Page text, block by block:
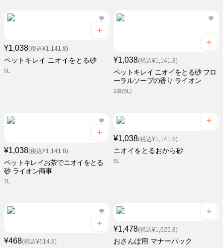
¥1,038(税込¥1,141.8)
ペットキレイ ニオイをとる砂
5L
¥1,038(税込¥1,141.8)
ペットキレイ ニオイをとる砂 フロ
ーラルソープの香り ライオン
1袋(5L)
¥1,038(税込¥1,141.8)
ペットキレイお茶でニオイをとる
砂 ライオン商事
7L
¥1,038(税込¥1,141.8)
ニオイをとるおから砂
5L
¥468(税込¥514.8)
¥1,478(税込¥1,625.8)
おさんぽ用 マナーパック